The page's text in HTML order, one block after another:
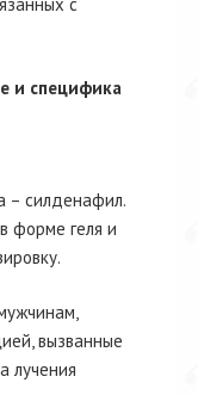
и специфика
– силденафил.
форме геля и
вызванные
лучения